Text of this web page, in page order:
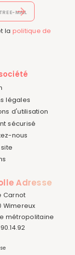
la politique de
légales
d'utilisation
sécurisé
nous
Adresse
Carnot
Wimereux
métropolitaine